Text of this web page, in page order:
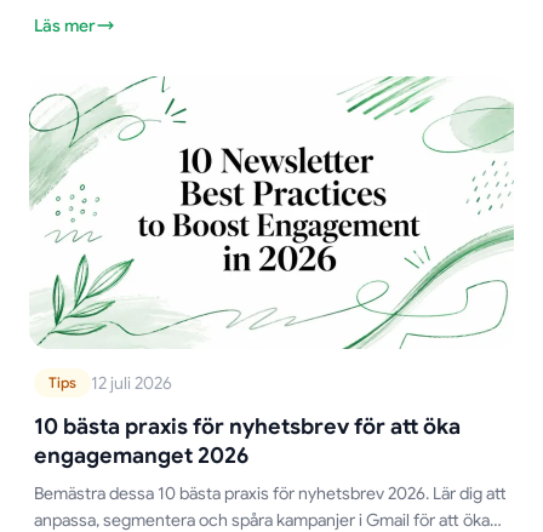
Läs mer
Tips 12 juli 2026
10 bästa praxis för nyhetsbrev för att öka
engagemanget 2026
Bemästra dessa 10 bästa praxis för nyhetsbrev 2026. Lär dig att
anpassa, segmentera och spåra kampanjer i Gmail för att öka